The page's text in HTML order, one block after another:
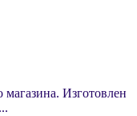
Изготовлен